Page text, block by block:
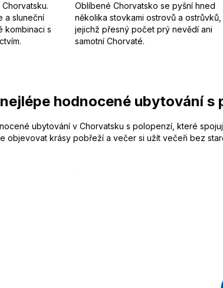
a sluneční
kombinaci s
Oblíbené Chorvatsko se pyšní hned
několika stovkami ostrovů a ostrůvků,
jejichž přesný počet prý nevědí ani
samotní Chorvaté.
hodnocené ubytování s
ubytování v Chorvatsku s polopenzí, které
objevovat krásy pobřeží a večer si užít večeři bez